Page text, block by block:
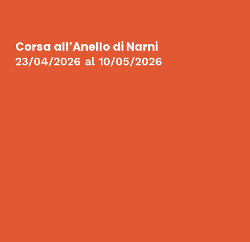
Corsa all’Anello di Narni
23/04/2026 al10/05/2026